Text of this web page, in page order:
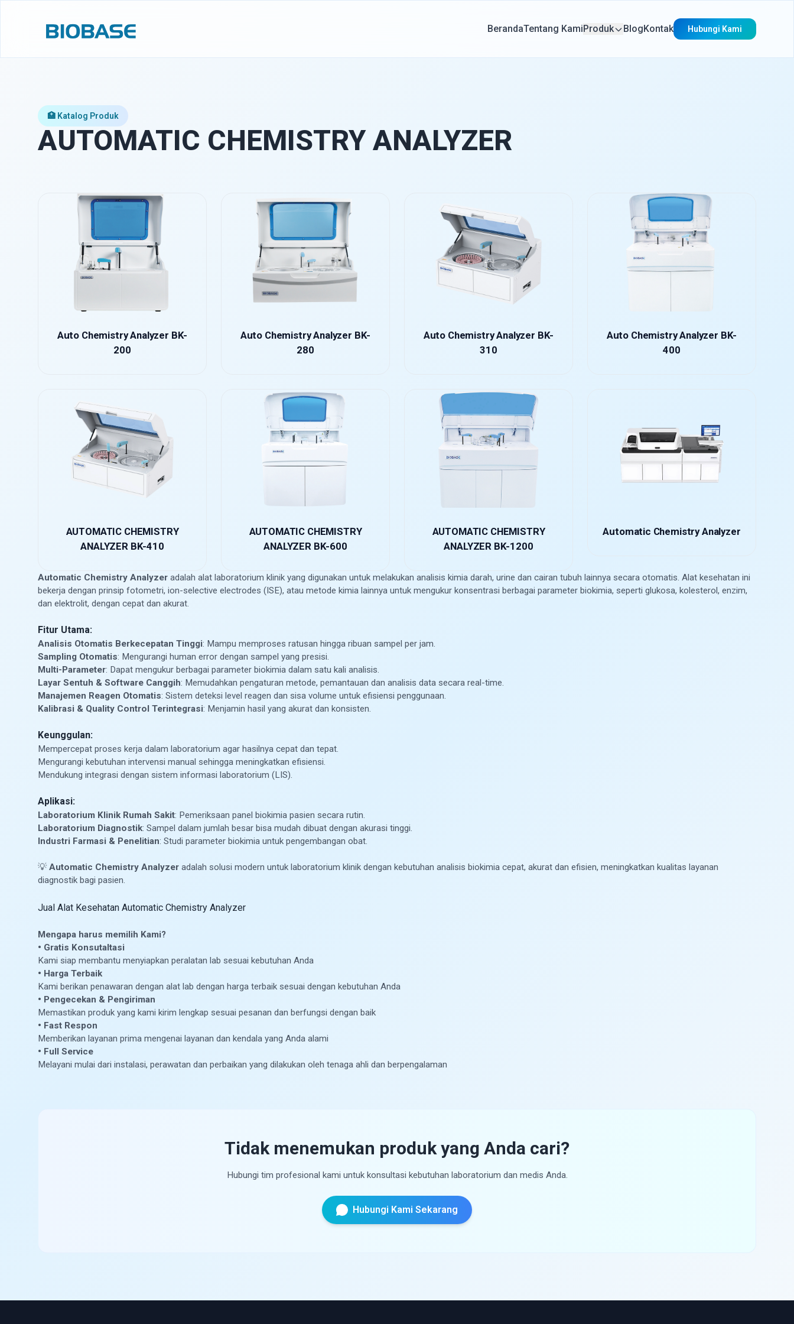
BerandaTentang Kami Produk Blog Kontak Hubungi Kami
🏥 Katalog Produk
AUTOMATIC CHEMISTRY ANALYZER
Auto Chemistry Analyzer BK-
200
Auto Chemistry Analyzer BK-
280
Auto Chemistry Analyzer BK-
310
Auto Chemistry Analyzer BK-
400
AUTOMATIC CHEMISTRY
ANALYZER BK-410
AUTOMATIC CHEMISTRY
ANALYZER BK-600
AUTOMATIC CHEMISTRY
ANALYZER BK-1200
Automatic Chemistry Analyzer
Automatic Chemistry Analyzer adalah alat laboratorium klinik yang digunakan untuk melakukan analisis kimia darah, urine dan cairan tubuh lainnya secara otomatis. Alat kesehatan ini
bekerja dengan prinsip fotometri, ion-selective electrodes (ISE), atau metode kimia lainnya untuk mengukur konsentrasi berbagai parameter biokimia, seperti glukosa, kolesterol, enzim,
dan elektrolit, dengan cepat dan akurat.
Fitur Utama:
Analisis Otomatis Berkecepatan Tinggi: Mampu memproses ratusan hingga ribuan sampel per jam.
Sampling Otomatis: Mengurangi human error dengan sampel yang presisi.
Multi-Parameter: Dapat mengukur berbagai parameter biokimia dalam satu kali analisis.
Layar Sentuh & Software Canggih: Memudahkan pengaturan metode, pemantauan dan analisis data secara real-time.
Manajemen Reagen Otomatis: Sistem deteksi level reagen dan sisa volume untuk efisiensi penggunaan.
Kalibrasi & Quality Control Terintegrasi: Menjamin hasil yang akurat dan konsisten.
Keunggulan:
Mempercepat proses kerja dalam laboratorium agar hasilnya cepat dan tepat.
Mengurangi kebutuhan intervensi manual sehingga meningkatkan efisiensi.
Mendukung integrasi dengan sistem informasi laboratorium (LIS).
Aplikasi:
Laboratorium Klinik Rumah Sakit: Pemeriksaan panel biokimia pasien secara rutin.
Laboratorium Diagnostik: Sampel dalam jumlah besar bisa mudah dibuat dengan akurasi tinggi.
Industri Farmasi & Penelitian: Studi parameter biokimia untuk pengembangan obat.
💡 Automatic Chemistry Analyzer adalah solusi modern untuk laboratorium klinik dengan kebutuhan analisis biokimia cepat, akurat dan efisien, meningkatkan kualitas layanan
diagnostik bagi pasien.
Jual Alat Kesehatan Automatic Chemistry Analyzer
Mengapa harus memilih Kami?
• Gratis Konsutaltasi
Kami siap membantu menyiapkan peralatan lab sesuai kebutuhan Anda
• Harga Terbaik
Kami berikan penawaran dengan alat lab dengan harga terbaik sesuai dengan kebutuhan Anda
• Pengecekan & Pengiriman
Memastikan produk yang kami kirim lengkap sesuai pesanan dan berfungsi dengan baik
• Fast Respon
Memberikan layanan prima mengenai layanan dan kendala yang Anda alami
• Full Service
Melayani mulai dari instalasi, perawatan dan perbaikan yang dilakukan oleh tenaga ahli dan berpengalaman
Tidak menemukan produk yang Anda cari?
Hubungi tim profesional kami untuk konsultasi kebutuhan laboratorium dan medis Anda.
Hubungi Kami Sekarang